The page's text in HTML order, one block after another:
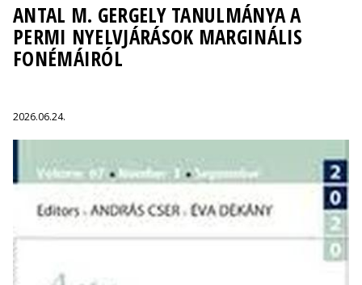
ANTAL M. GERGELY TANULMÁNYA A
PERMI NYELVJÁRÁSOK MARGINÁLIS
FONÉMÁIRÓL
2026.06.24.